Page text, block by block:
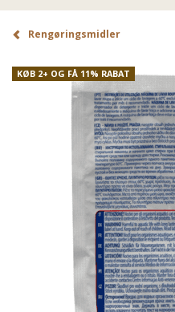
Rengøringsmidler
KØB 2+ OG FÅ 11% RABAT